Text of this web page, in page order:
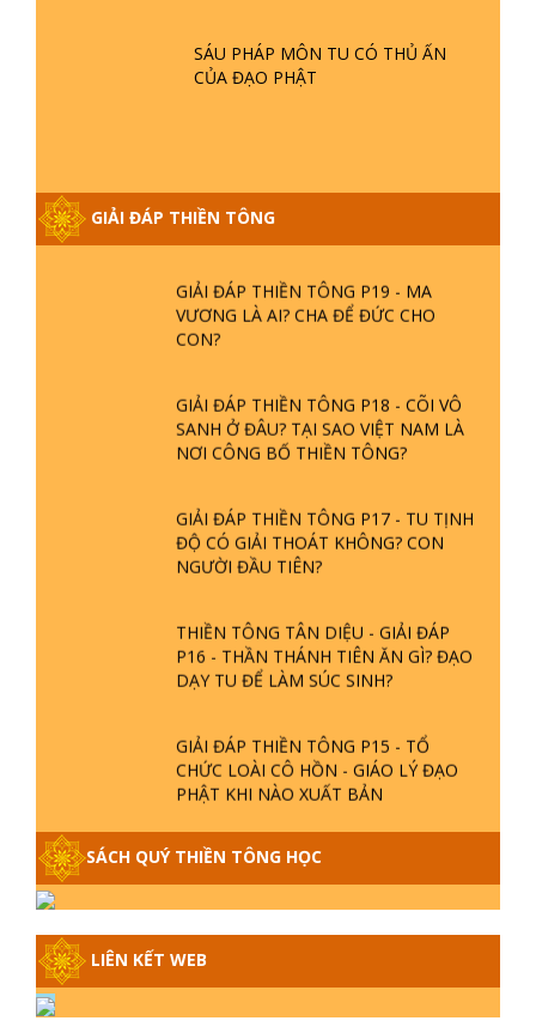
SÁU PHÁP MÔN TU CÓ THỦ ẤN
CỦA ĐẠO PHẬT
GIẢI ĐÁP THIỀN TÔNG
GIẢI ĐÁP VỀ LỄ TIỄN THIỀN TÔNG SƯ
NGỌC LÂM VỀ PHẬT GIỚI
PHẦN 20 - BÁC NGUYỄN NHÂN LÀ AI?
PHIỀN NÃO DO ĐÂU MÀ CÓ?
GIẢI ĐÁP THIỀN TÔNG P19 - MA
VƯƠNG LÀ AI? CHA ĐỂ ĐỨC CHO
CON?
GIẢI ĐÁP THIỀN TÔNG P18 - CÕI VÔ
SANH Ở ĐÂU? TẠI SAO VIỆT NAM LÀ
NƠI CÔNG BỐ THIỀN TÔNG?
GIẢI ĐÁP THIỀN TÔNG P17 - TU TỊNH
ĐỘ CÓ GIẢI THOÁT KHÔNG? CON
NGƯỜI ĐẦU TIÊN?
THIỀN TÔNG TÂN DIỆU - GIẢI ĐÁP
P16 - THẦN THÁNH TIÊN ĂN GÌ? ĐẠO
DẠY TU ĐỂ LÀM SÚC SINH?
GIẢI ĐÁP THIỀN TÔNG P15 - TỔ
CHỨC LOÀI CÔ HỒN - GIÁO LÝ ĐẠO
PHẬT KHI NÀO XUẤT BẢN
GIẢI ĐÁP THIỀN TÔNG ĐẶC BIỆT -
P14 - NGUỒN GỐC ÂM LỊCH DƯƠNG
GIẢI ĐÁP THIỀN TÔNG ĐẶC BIỆT -
P13 - CON NGƯỜI TU THÀNH PHẬT
SÁCH QUÝ THIỀN TÔNG HỌC
LIÊN KẾT WEB